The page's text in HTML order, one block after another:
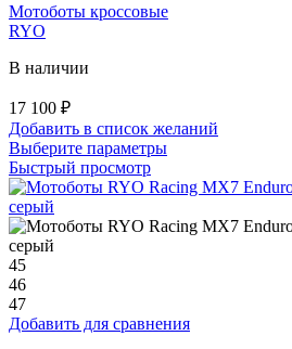
Мотоботы кроссовые
RYO
В наличии
17 100 ₽
Добавить в список желаний
Выберите параметрыЭтот
имеет
вариаций.
странице
Быстрый просмотр
45
46
47
Добавить для сравнения